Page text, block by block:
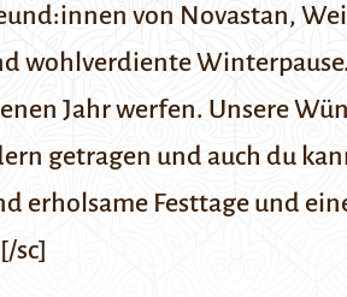
von Novastan,
wohlverdiente
Jahr werfen. Unsere
getragen und auch du
erholsame Festtage und
sc]